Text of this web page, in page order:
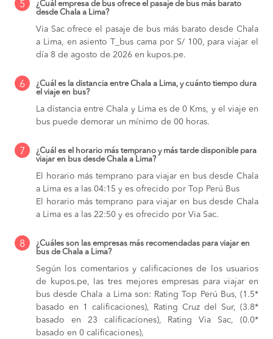
5
¿Cuál empresa de bus ofrece el pasaje de bus más barato
desde Chala a Lima?
Via Sac ofrece el pasaje de bus más barato desde Chala
a Lima, en asiento T_bus cama por S/ 100, para viajar el
día 8 de agosto de 2026 en kupos.pe.
6
¿Cuál es la distancia entre Chala a Lima, y cuánto tiempo dura
el viaje en bus?
La distancia entre Chala y Lima es de 0 Kms, y el viaje en
bus puede demorar un mínimo de 00 horas.
7
¿Cuál es el horario más temprano y más tarde disponible para
viajar en bus desde Chala a Lima?
El horario más temprano para viajar en bus desde Chala
a Lima es a las 04:15 y es ofrecido por Top Perú Bus
El horario más temprano para viajar en bus desde Chala
a Lima es a las 22:50 y es ofrecido por Via Sac.
8
¿Cuáles son las empresas más recomendadas para viajar en
bus de Chala a Lima?
Según los comentarios y calificaciones de los usuarios
de kupos.pe, las tres mejores empresas para viajar en
bus desde Chala a Lima son: Rating Top Perú Bus, (1.5*
basado en 1 calificaciones), Rating Cruz del Sur, (3.8*
basado en 23 calificaciones), Rating Via Sac, (0.0*
basado en 0 calificaciones),